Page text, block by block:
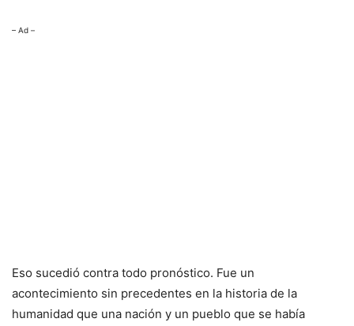
– Ad –
Eso sucedió contra todo pronóstico. Fue un
acontecimiento sin precedentes en la historia de la
humanidad que una nación y un pueblo que se había